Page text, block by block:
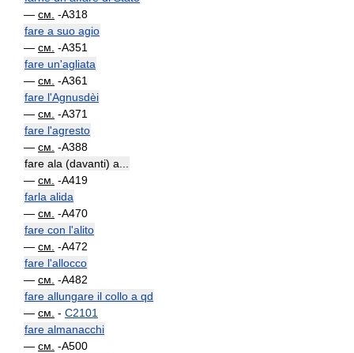
— см. -A318
fare a suo agio
— см. -A351
fare un'agliata
— см. -A361
fare l'Agnusdèi
— см. -A371
fare l'agresto
— см. -A388
fare ala (davanti) a...
— см. -A419
farla alida
— см. -A470
fare con l'alito
— см. -A472
fare l'allocco
— см. -A482
fare allungare il collo a qd
— см. - C2101
fare almanacchi
— см. -A500